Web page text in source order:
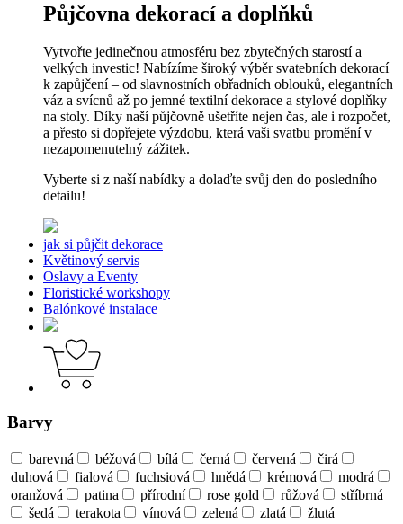
Půjčovna dekorací a doplňků
Vytvořte jedinečnou atmosféru bez zbytečných starostí a
velkých investic! Nabízíme široký výběr svatebních dekorací
k zapůjčení – od slavnostních obřadních oblouků, elegantních
váz a svícnů až po jemné textilní dekorace a stylové doplňky
na stoly. Díky naší půjčovně ušetříte nejen čas, ale i rozpočet,
a přesto si dopřejete výzdobu, která vaši svatbu promění v
nezapomenutelný zážitek.
Vyberte si z naší nabídky a dolaďte svůj den do posledního
detailu!
jak si půjčit dekorace
Květinový servis
Oslavy a Eventy
Floristické workshopy
Balónkové instalace
Barvy
barevná béžová bílá černá červená
čirá
duhová
fialová fuchsiová hnědá krémová
modrá
oranžová
patina přírodní rose gold růžová
stříbrná
šedá
terakota vínová zelená zlatá žlutá